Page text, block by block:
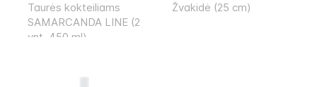
Taurės kokteiliams
SAMARCANDA LINE (2
vnt.,450 ml)
Žvakidė (25 cm)